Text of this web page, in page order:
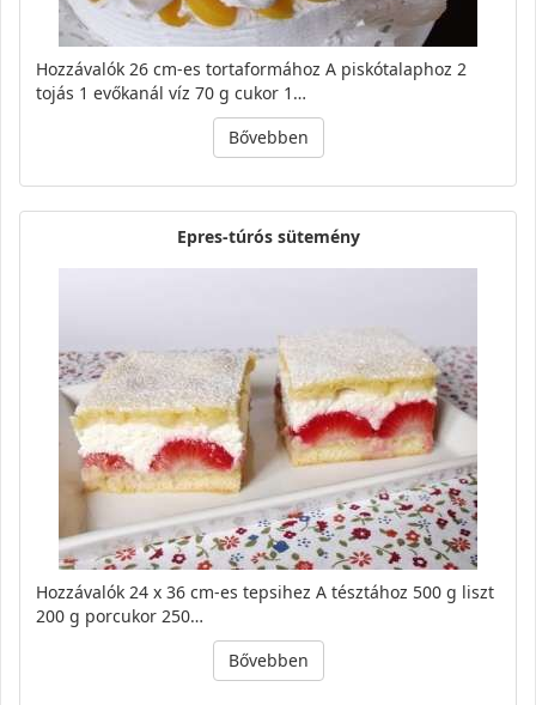
Hozzávalók 26 cm-es tortaformához A piskótalaphoz 2
tojás 1 evőkanál víz 70 g cukor 1…
Bővebben
Epres-túrós sütemény
Hozzávalók 24 x 36 cm-es tepsihez A tésztához 500 g liszt
200 g porcukor 250…
Bővebben